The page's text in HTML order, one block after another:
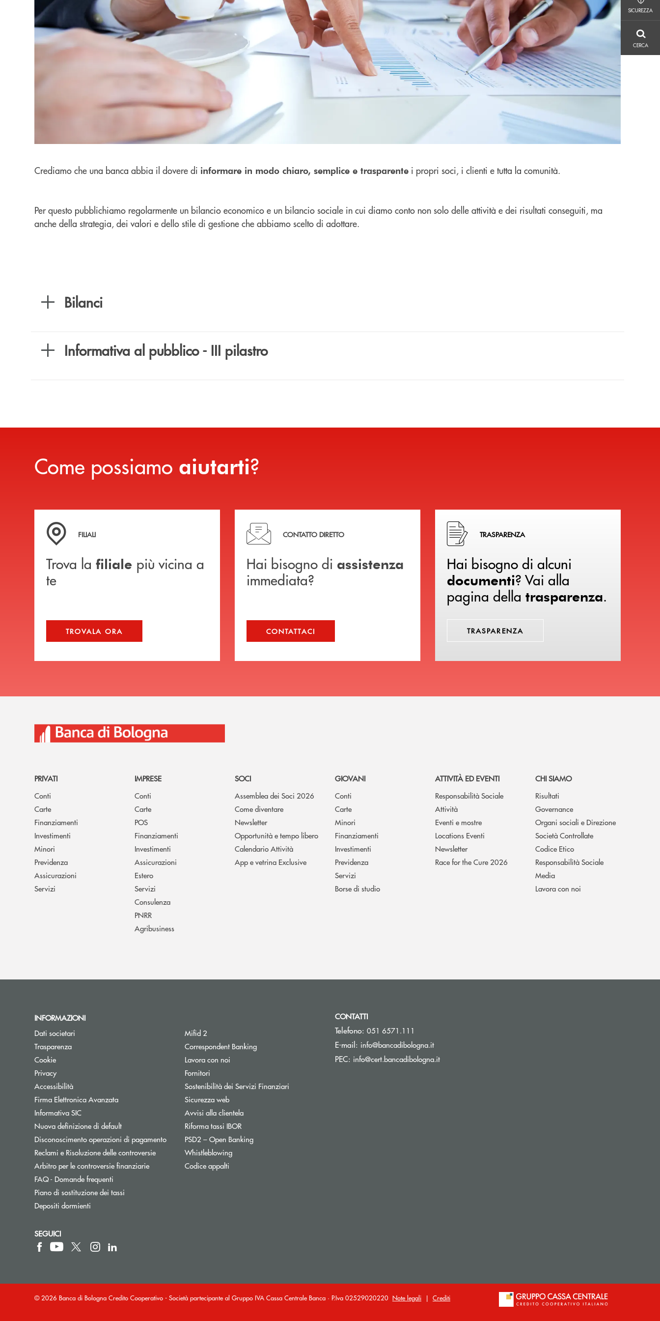
SICUREZZA
SICUREZZA
CERCA
Crediamo che una banca abbia il dovere di informare in modo chiaro, semplice e trasparente i propri soci, i clienti e tutta la comunità.
Per questo pubblichiamo regolarmente un bilancio economico e un bilancio sociale in cui diamo conto non solo delle attività e dei risultati conseguiti, ma
anche della strategia, dei valori e dello stile di gestione che abbiamo scelto di adottare.
Bilanci
Informativa al pubblico - III pilastro
Come possiamo aiutarti?
Trova la filiale più vicina a te
FILIALI
Trova la filiale più vicina a
te
TROVALA ORA
Hai bisogno di assistenza immediata?
CONTATTO DIRETTO
Hai bisogno di assistenza
immediata?
CONTATTACI
Hai bisogno di alcuni documenti ? Vai alla pagina della
TRASPARENZA
Hai bisogno di alcuni
documenti? Vai alla
pagina della trasparenza.
TRASPARENZA
PRIVATI
Conti
Carte
Finanziamenti
Investimenti
Minori
Previdenza
Assicurazioni
Servizi
IMPRESE
Conti
Carte
POS
Finanziamenti
Investimenti
Assicurazioni
Estero
Servizi
Consulenza
PNRR
Agribusiness
SOCI
Assemblea dei Soci 2026
Come diventare
Newsletter
Opportunità e tempo libero
Calendario Attività
App e vetrina Exclusive
GIOVANI
Conti
Carte
Minori
Finanziamenti
Investimenti
Previdenza
Servizi
Borse di studio
ATTIVITÀ ED EVENTI
Responsabilità Sociale
Attività
Eventi e mostre
Locations Eventi
Newsletter
Race for the Cure 2026
CHI SIAMO
Risultati
Governance
Organi sociali e Direzione
Società Controllate
Codice Etico
Responsabilità Sociale
Media
Lavora con noi
INFORMAZIONI
Dati societari
Trasparenza
Cookie
Privacy
Accessibilità
Firma Elettronica Avanzata
Informativa SIC
Nuova definizione di default
Disconoscimento operazioni di pagamento
Reclami e Risoluzione delle controversie
Arbitro per le controversie finanziarieApre una nuova finestra
FAQ - Domande frequenti
Piano di sostituzione dei tassi
Depositi dormienti
Mifid 2
Correspondent Banking
Lavora con noi
Fornitori
Sostenibilità dei Servizi Finanziari
Sicurezza web
Avvisi alla clientela
Riforma tassi IBOR
PSD2 – Open BankingApre una nuova finestra
Whistleblowing
Codice appalti
CONTATTI
Telefono: 051 6571.111
E-mail: info@bancadibologna.it(si apre l’app di posta elettronica)
PEC: info@cert.bancadibologna.it(si apre l’app di posta elettronica)
SEGUICI
© 2026 Banca di Bologna Credito Cooperativo - Società partecipante al Gruppo IVA Cassa Centrale Banca · P.Iva 02529020220 Note legali | Crediti